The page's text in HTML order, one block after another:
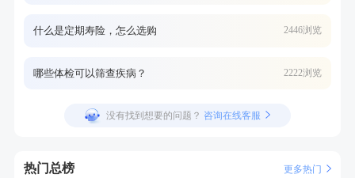
什么是定期寿险，怎么选购 2446浏览
哪些体检可以筛查疾病？ 2222浏览
没有找到想要的问题？ 咨询在线客服
热门总榜 更多热门